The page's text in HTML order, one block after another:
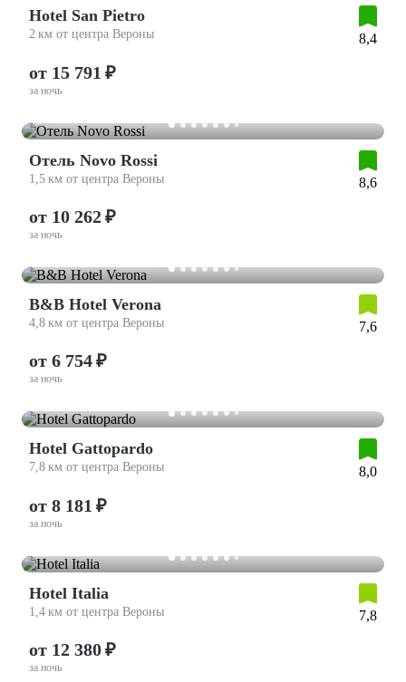
Hotel San Pietro
2 км от центра Вероны 8,4
от 15 791 ₽
за ночь
Отель Novo Rossi
1,5 км от центра Вероны 8,6
от 10 262 ₽
за ночь
B&B Hotel Verona
4,8 км от центра Вероны 7,6
от 6 754 ₽
за ночь
Hotel Gattopardo
7,8 км от центра Вероны 8,0
от 8 181 ₽
за ночь
Hotel Italia
1,4 км от центра Вероны 7,8
от 12 380 ₽
за ночь